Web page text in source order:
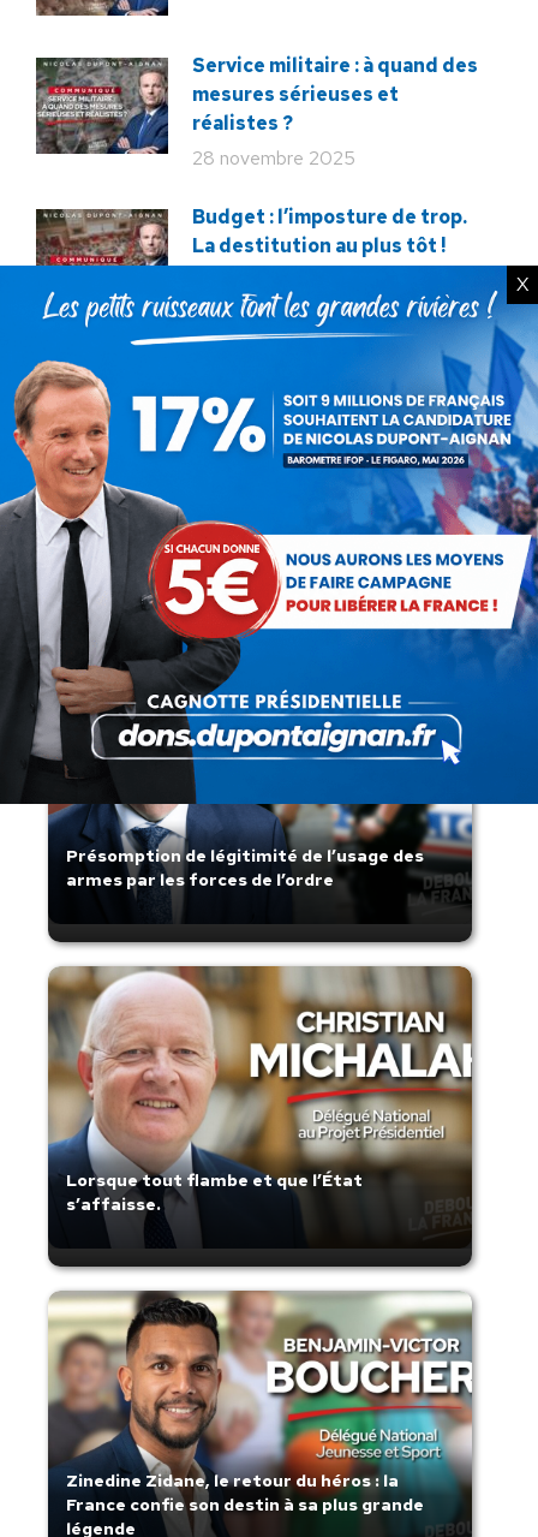
Service militaire : à quand des
mesures sérieuses et
réalistes ?
28 novembre 2025
Budget : l’imposture de trop.
La destitution au plus tôt !
Rechercher
Recherche
:
Articles récents
Présomption de légitimité de l’usage des
armes par les forces de l’ordre
Lorsque tout flambe et que l’État
s’affaisse.
Zinedine Zidane, le retour du héros : la
France confie son destin à sa plus grande
légende
X